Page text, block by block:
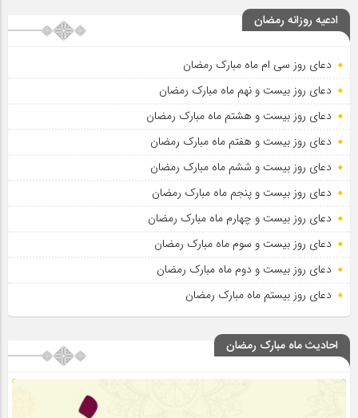
ادعیه روزانه رمضان
دعای روز سی ام ماه مبارک رمضان
دعای روز بیست و نهم ماه مبارک رمضان
دعای روز بیست و هشتم ماه مبارک رمضان
دعای روز بیست و هفتم ماه مبارک رمضان
دعای روز بیست و ششم ماه مبارک رمضان
دعای روز بیست و پنجم ماه مبارک رمضان
دعای روز بیست و چهارم ماه مبارک رمضان
دعای روز بیست و سوم ماه مبارک رمضان
دعای روز بیست و دوم ماه مبارک رمضان
دعای روز بیستم ماه مبارک رمضان
احادیث ماه مبارک رمضان